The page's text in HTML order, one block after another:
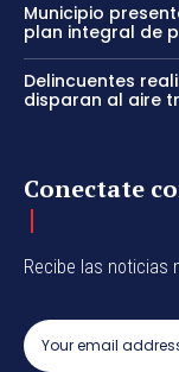
Municipio
plan integral de
Delincuentes
disparan al aire
Conectate
Recibe las noticias